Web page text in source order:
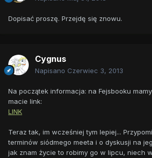
Dopisać proszę. Przejdę się znowu.
Cygnus
Napisano Czerwiec 3, 2013
Na początek informacja: na Fejsbooku
macie link:
LINK
Teraz tak, im wcześniej tym lepiej...
terminów siódmego meeta i o dyskusji na
jak znam życie to robimy go w lipcu, niech